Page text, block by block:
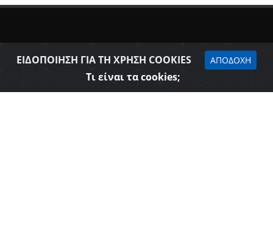
Δήλωση προσβασιμότητας
ΕΙΔΟΠΟΙΗΣΗ ΓΙΑ ΤΗ ΧΡΗΣΗ COOKIES ΑΠΟΔΟΧΗ
Τι είναι τα cookies;